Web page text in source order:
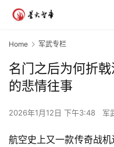
Home 军武专栏
名门之后为何折
的悲情往事
2026年1月12日 下午3:48 军
航空史上又一款传奇战